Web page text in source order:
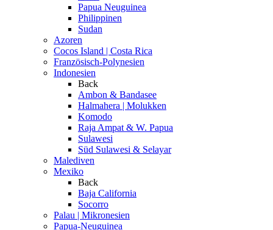
Papua Neuguinea
Philippinen
Sudan
Azoren
Cocos Island | Costa Rica
Französisch-Polynesien
Indonesien
Back
Ambon & Bandasee
Halmahera | Molukken
Komodo
Raja Ampat & W. Papua
Sulawesi
Süd Sulawesi & Selayar
Malediven
Mexiko
Back
Baja California
Socorro
Palau | Mikronesien
Papua-Neuguinea